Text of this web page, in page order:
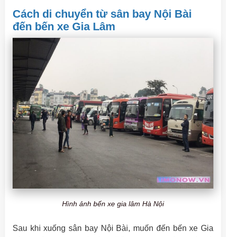
Cách di chuyển từ sân bay Nội Bài
đến bến xe Gia Lâm
Hình ảnh bến xe gia lâm Hà Nội
Sau khi xuống sân bay Nội Bài, muốn đến bến xe Gia